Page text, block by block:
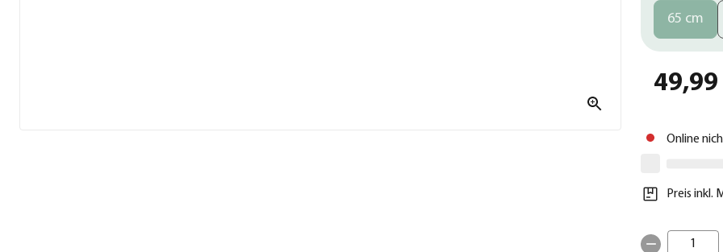
65 cm
49,99
Online
Preis inkl.
1